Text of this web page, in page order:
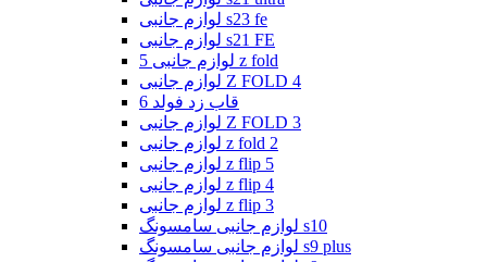
لوازم جانبی s23 fe
لوازم جانبی s21 FE
لوازم جانبی 5 z fold
لوازم جانبی Z FOLD 4
قاب زد فولد 6
لوازم جانبی Z FOLD 3
لوازم جانبی z fold 2
لوازم جانبی z flip 5
لوازم جانبی z flip 4
لوازم جانبی z flip 3
لوازم جانبی سامسونگ s10
لوازم جانبی سامسونگ s9 plus